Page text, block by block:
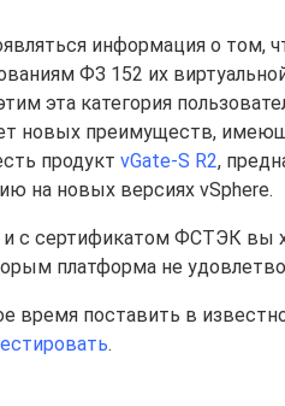
информация о том,
ФЗ 152 их
эта категория
новых преимуществ,
продукт vGate-S R2,
на новых версиях vSphere.
и с сертификатом ФСТЭК вы
платформа не
время поставить в
.